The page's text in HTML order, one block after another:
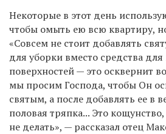
Некоторые в этот день
чтобы омыть ею всю квартиру,
«Совсем не стоит добавлять
для уборки вместо средства
поверхностей — это осквернит
мы просим Господа, чтобы Он
святым, а после добавлять ее в
половая тряпка... Это
не делать», — рассказал отец